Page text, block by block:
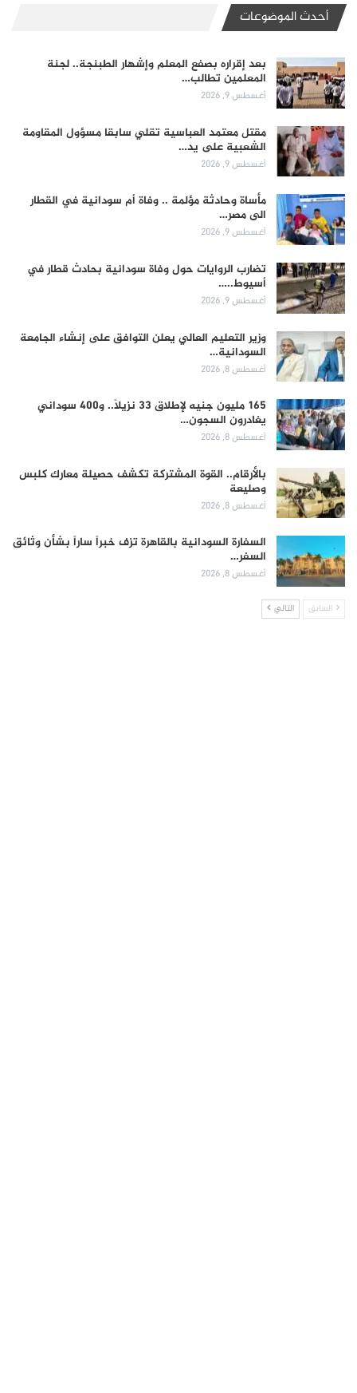
أحدث الموضوعات
بعد إقراره بصفع المعلم وإشهار الطبنجة.. لجنة
المعلمين تطالب…
أغسطس 9, 2026
مقتل معتمد العباسية تقلي سابقا مسؤول المقاومة
الشعبية على يد…
أغسطس 9, 2026
مأساة وحادثة مؤلمة .. وفاة أم سودانية في القطار
الى مصر…
أغسطس 9, 2026
تضارب الروايات حول وفاة سودانية بحادث قطار في
أسيوط..…
أغسطس 9, 2026
وزير التعليم العالي يعلن التوافق على إنشاء الجامعة
السودانية…
أغسطس 8, 2026
165 مليون جنيه لإطلاق 33 نزيلاً.. و400 سوداني
يغادرون السجون…
أغسطس 8, 2026
بالأرقام.. القوة المشتركة تكشف حصيلة معارك كلبس
وصليعة
أغسطس 8, 2026
السفارة السودانية بالقاهرة تزف خبراً ساراً بشأن وثائق
السفر…
أغسطس 8, 2026
السابق التالي